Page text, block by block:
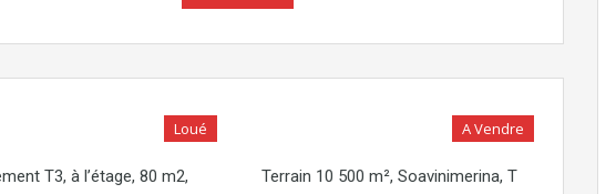
Loué
T3, à l’étage, 80 m2,
A Vendre
Terrain 10 500 m², Soavinimerina, T